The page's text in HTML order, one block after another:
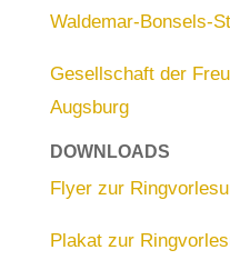
Waldemar-Bonsels-
Gesellschaft der
Augsburg
DOWNLOADS
Flyer zur
Plakat zur